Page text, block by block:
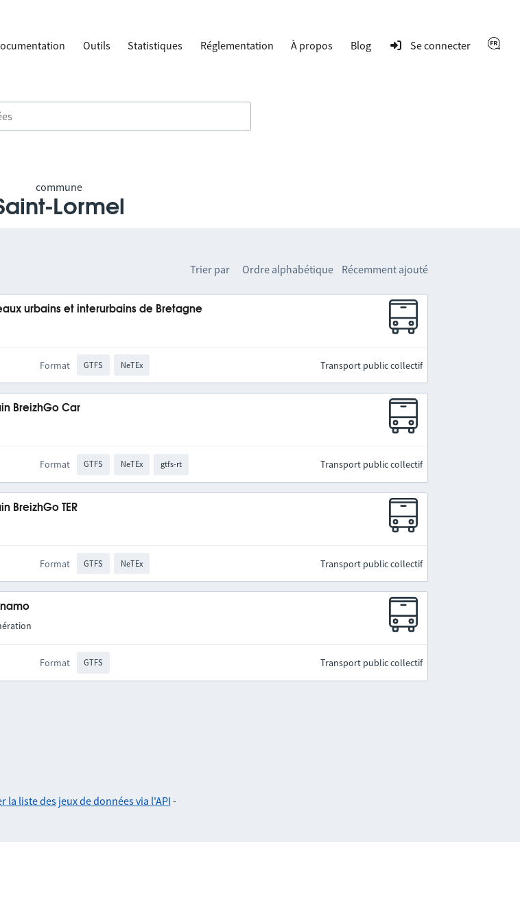
Outils Statistiques Réglementation À propos Blog Se connecter
commune
Lormel
Trier par Ordre alphabétique Récemment ajouté
urbains et interurbains de Bretagne
Format GTFS NeTEx Transport public collectif
BreizhGo Car
Format GTFS NeTEx gtfs-rt Transport public collectif
BreizhGo TER
Format GTFS NeTEx Transport public collectif
Format GTFS Transport public collectif
la liste des jeux de données via l'API -